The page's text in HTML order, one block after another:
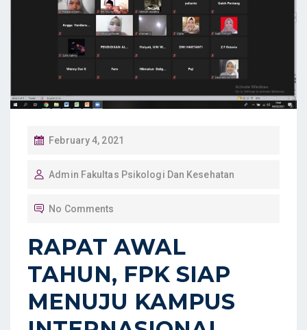
P
S
O
N
February 4, 2021
Admin Fakultas Psikologi Dan Kesehatan
No Comments
RAPAT AWAL
TAHUN, FPK SIAP
MENUJU KAMPUS